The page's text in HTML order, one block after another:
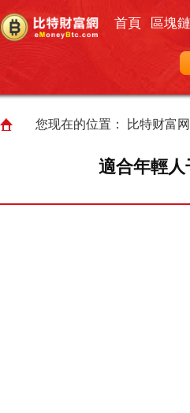
首頁 區塊鏈
您现在的位置： 比特财富网
適合年輕